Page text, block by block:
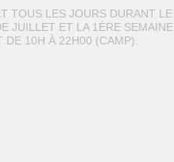
TOUS LES JOURS DURANT LE
JUILLET ET LA 1ÈRE SEMAINE
DE 10H À 22H00 (CAMP).